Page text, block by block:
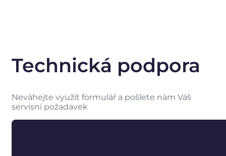
Technická podpora
Neváhejte využít formulář a pošlete nám Váš
servisní požadavek